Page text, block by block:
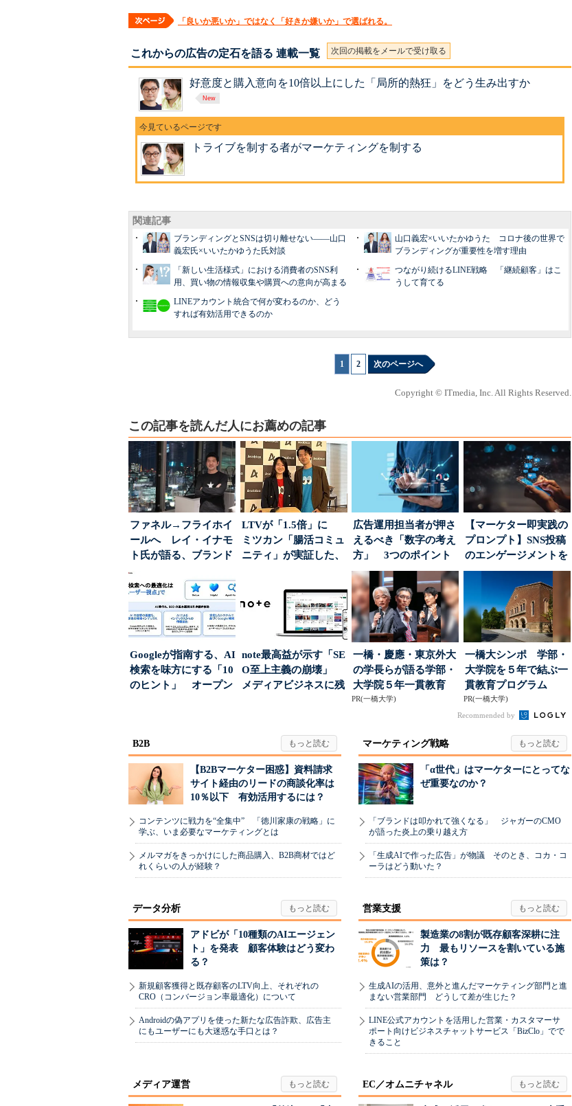
「良いか悪いか」ではなく「好きか嫌いか」で選ばれる。
これからの広告の定石を語る 連載一覧 次回の掲載をメールで受け取る
好意度と購入意向を10倍以上にした「局所的熱狂」をどう生み出すか
トライブを制する者がマーケティングを制する
関連記事
ブランディングとSNSは切り離せない――山口
義宏氏×いいたかゆうた氏対談
山口義宏×いいたかゆうた コロナ後の世界で
ブランディングが重要性を増す理由
「新しい生活様式」における消費者のSNS利
用、買い物の情報収集や購買への意向が高まる
つながり続けるLINE戦略 「継続顧客」はこ
うして育てる
LINEアカウント統合で何が変わるのか、どう
すれば有効活用できるのか
1 2 次のページへ
Copyright © ITmedia, Inc. All Rights Reserved.
この記事を読んだ人にお薦めの記事
ファネル→フライホイ
ールへ レイ・イナモ
ト氏が語る、ブランド
が「信頼」を得るた
め...
LTVが「1.5倍」に
ミツカン「腸活コミュ
ニティ」が実証した、
広告運用担当者が押さ
えるべき「数字の考え
方」 3つのポイント
とは
【マーケター即実践の
プロンプト】SNS投稿
のエンゲージメントを
高めるAI活用、ポ...
Googleが指南する、AI
検索を味方にする「10
のヒント」 オープン
note最高益が示す「SE
O至上主義の崩壊」
メディアビジネスに残
一橋・慶應・東京外大
の学長らが語る学部・
大学院５年一貫教育
PR(一橋大学)
一橋大シンポ 学部・
大学院を５年で結ぶ一
貫教育プログラム
PR(一橋大学)
Recommended by
B2B
【B2Bマーケター困惑】資料請求
サイト経由のリードの商談化率は
10％以下 有効活用するには？
コンテンツに戦力を“全集中” 「徳川家康の戦略」に
学ぶ、いま必要なマーケティングとは
メルマガをきっかけにした商品購入、B2B商材ではど
れくらいの人が経験？
マーケティング戦略
「α世代」はマーケターにとってな
ぜ重要なのか？
「ブランドは叩かれて強くなる」 ジャガーのCMO
が語った炎上の乗り越え方
「生成AIで作った広告」が物議 そのとき、コカ・コ
ーラはどう動いた？
データ分析
アドビが「10種類のAIエージェン
ト」を発表 顧客体験はどう変わ
る？
新規顧客獲得と既存顧客のLTV向上、それぞれの
CRO（コンバージョン率最適化）について
Androidの偽アプリを使った新たな広告詐欺、広告主
にもユーザーにも大迷惑な手口とは？
営業支援
製造業の8割が既存顧客深耕に注
力 最もリソースを割いている施
策は？
生成AIの活用、意外と進んだマーケティング部門と進
まない営業部門 どうして差が生じた？
LINE公式アカウントを活用した営業・カスタマーサ
ポート向けビジネスチャットサービス「BizClo」でで
きること
メディア運営 EC／オムニチャネル